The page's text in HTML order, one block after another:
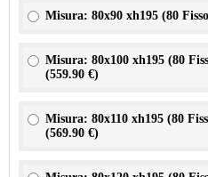
Misura: 80x90 xh195 (80
Misura: 80x100 xh195 (80
(559.90 €)
Misura: 80x110 xh195 (80
(569.90 €)